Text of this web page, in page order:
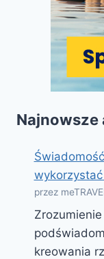
Najnowsze
przez
kreowania